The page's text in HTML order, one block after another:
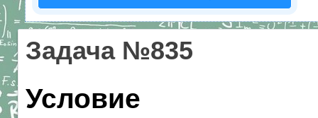
Задача №835
Условие